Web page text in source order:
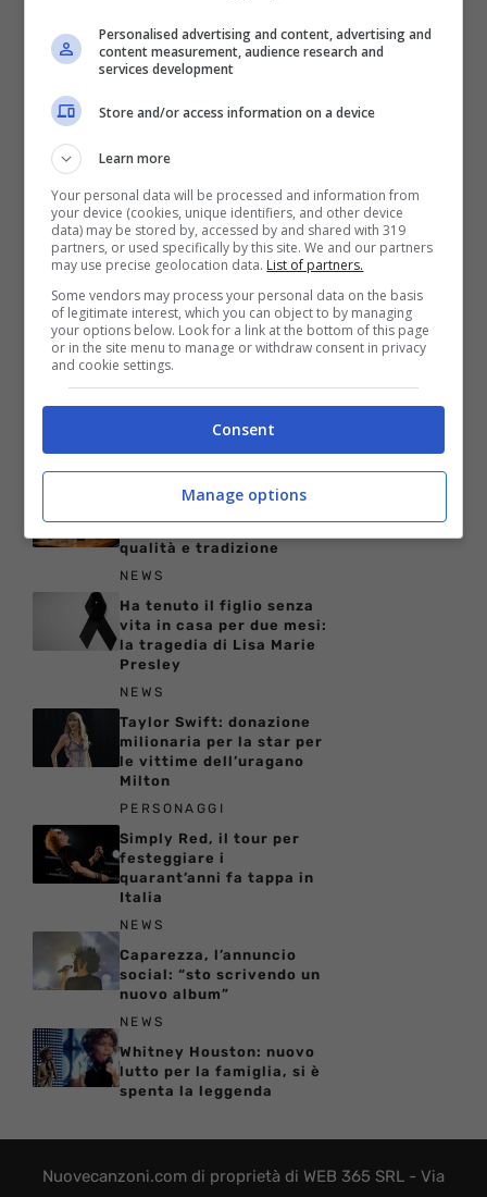
Clavdio – Nacchere: audio e
testo della nuova canzone dal
disco d’esordio
15 Marzo 2019
ARTICOLI RECENTI
Come bere il whisky per
apprezzarne davvero
qualità e tradizione
NEWS
Ha tenuto il figlio senza
vita in casa per due mesi:
la tragedia di Lisa Marie
Presley
NEWS
Taylor Swift: donazione
milionaria per la star per
le vittime dell’uragano
Milton
PERSONAGGI
Simply Red, il tour per
festeggiare i
quarant’anni fa tappa in
Italia
NEWS
Caparezza, l’annuncio
social: “sto scrivendo un
nuovo album”
NEWS
Whitney Houston: nuovo
lutto per la famiglia, si è
spenta la leggenda
Nuovecanzoni.com di proprietà di WEB 365 SRL - Via
Personalised advertising and content, advertising and
content measurement, audience research and
services development
Store and/or access information on a device
Learn more
Your personal data will be processed and information from
your device (cookies, unique identifiers, and other device
data) may be stored by, accessed by and shared with 319
partners, or used specifically by this site. We and our partners
may use precise geolocation data. List of partners.
Some vendors may process your personal data on the basis
of legitimate interest, which you can object to by managing
your options below. Look for a link at the bottom of this page
or in the site menu to manage or withdraw consent in privacy
and cookie settings.
Consent
Manage options